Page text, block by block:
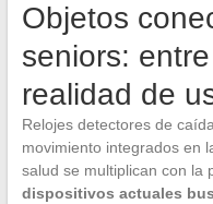
Objetos
seniors:
realidad de
Relojes detectores de
movimiento integrados en
salud se multiplican con la
dispositivos actuales